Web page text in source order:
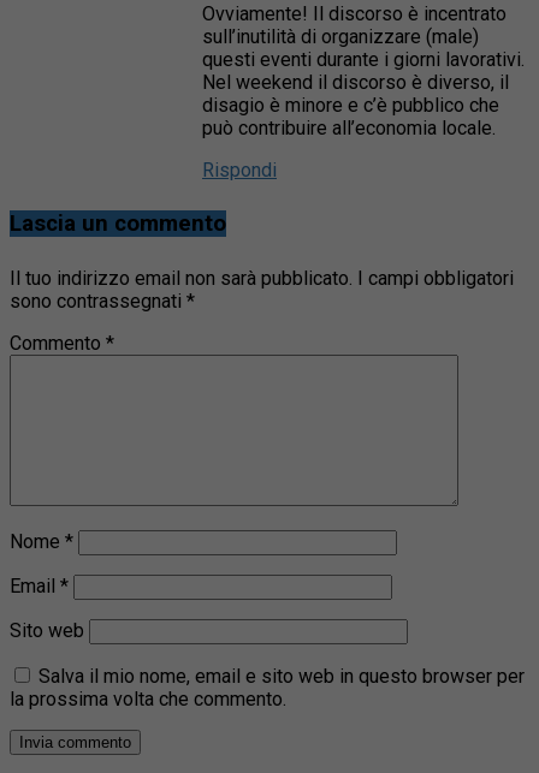
Ovviamente! Il discorso è incentrato
sull’inutilità di organizzare (male)
questi eventi durante i giorni lavorativi.
Nel weekend il discorso è diverso, il
disagio è minore e c’è pubblico che
può contribuire all’economia locale.
Rispondi
Lascia un commento
Il tuo indirizzo email non sarà pubblicato.
I campi obbligatori
sono contrassegnati *
Commento *
Nome *
Email *
Sito web
Salva il mio nome, email e sito web in questo browser per
la prossima volta che commento.